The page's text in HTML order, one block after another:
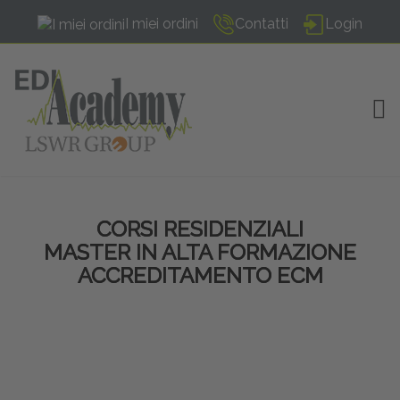
I miei ordini Contatti Login
CORSI RESIDENZIALI
MASTER IN ALTA FORMAZIONE
ACCREDITAMENTO ECM